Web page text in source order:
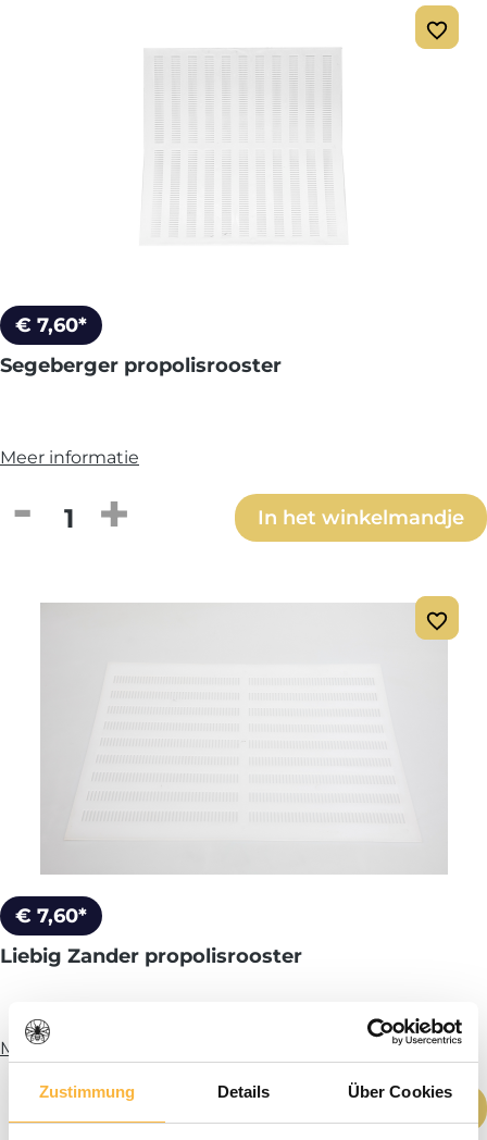
Zustimmung Details Über Cookies
€ 7,60*
Segeberger propolisrooster
Meer informatie
Producthoeveelheid: Voer deIn het winkelmandje
€ 7,60*
Liebig Zander propolisrooster
Meer informatie
Producthoeveelheid: Voer de